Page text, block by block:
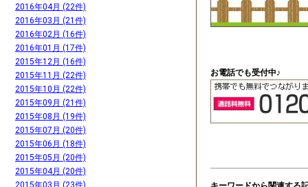
お電話でも受付中♪
2016年04月 (22件)
2016年03月 (21件)
2016年02月 (16件)
2016年01月 (17件)
2015年12月 (16件)
2015年11月 (22件)
2015年10月 (22件)
2015年09月 (21件)
2015年08月 (19件)
2015年07月 (20件)
2015年06月 (18件)
2015年05月 (20件)
2015年04月 (20件)
2015年03月 (23件)